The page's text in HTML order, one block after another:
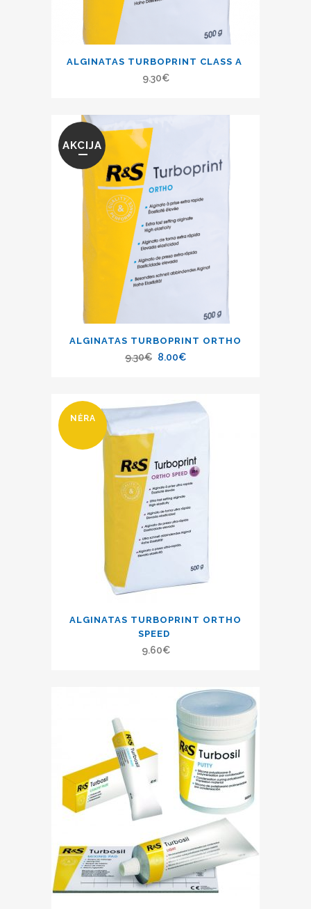
ALGINATAS TURBOPRINT CLASS A
9.30€
AKCIJA
ALGINATAS TURBOPRINT ORTHO
9.30€ 8.00€
NĖRA
ALGINATAS TURBOPRINT ORTHO
SPEED
9.60€